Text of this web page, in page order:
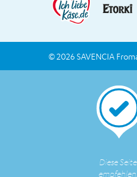
© 2026 SAVENCIA
Diese Seite
empfehlen.